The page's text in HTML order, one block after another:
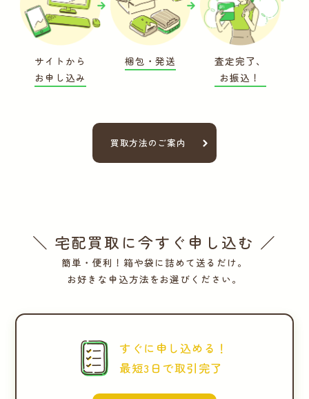
サイトから
お申し込み
梱包・発送
査定完了、
お振込！
買取方法のご案内
＼ 宅配買取に今すぐ申し込む ／
簡単・便利！箱や袋に詰めて送るだけ。
お好きな申込方法をお選びください。
すぐに申し込める！
最短3日で取引完了